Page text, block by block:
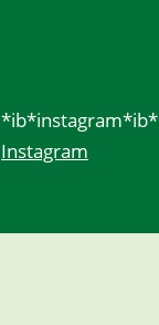
*ib*instagram*ib*
Instagram